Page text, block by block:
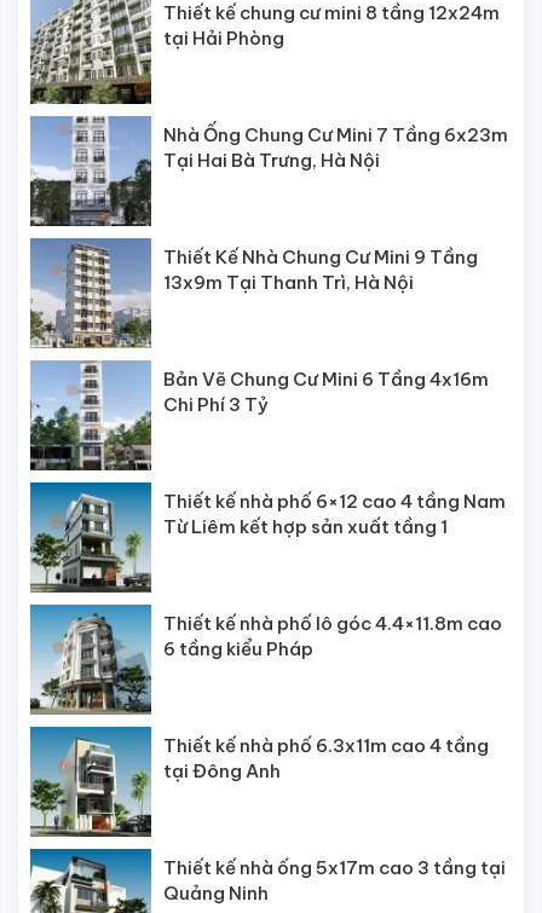
Thiết kế chung cư mini 8 tầng 12x24m
tại Hải Phòng
Nhà Ống Chung Cư Mini 7 Tầng 6x23m
Tại Hai Bà Trưng, Hà Nội
Thiết Kế Nhà Chung Cư Mini 9 Tầng
13x9m Tại Thanh Trì, Hà Nội
Bản Vẽ Chung Cư Mini 6 Tầng 4x16m
Chi Phí 3 Tỷ
Thiết kế nhà phố 6×12 cao 4 tầng Nam
Từ Liêm kết hợp sản xuất tầng 1
Thiết kế nhà phố lô góc 4.4×11.8m cao
6 tầng kiểu Pháp
Thiết kế nhà phố 6.3x11m cao 4 tầng
tại Đông Anh
Thiết kế nhà ống 5x17m cao 3 tầng tại
Quảng Ninh